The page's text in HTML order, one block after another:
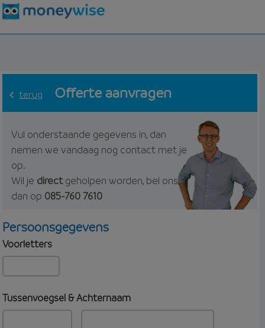
terug Offerte aanvragen
Vul onderstaande gegevens in, dan
nemen we vandaag nog contact met je
op.
Wil je directgeholpen worden, bel ons
dan op 085-760 7610
Persoonsgegevens
Voorletters
Tussenvoegsel & Achternaam